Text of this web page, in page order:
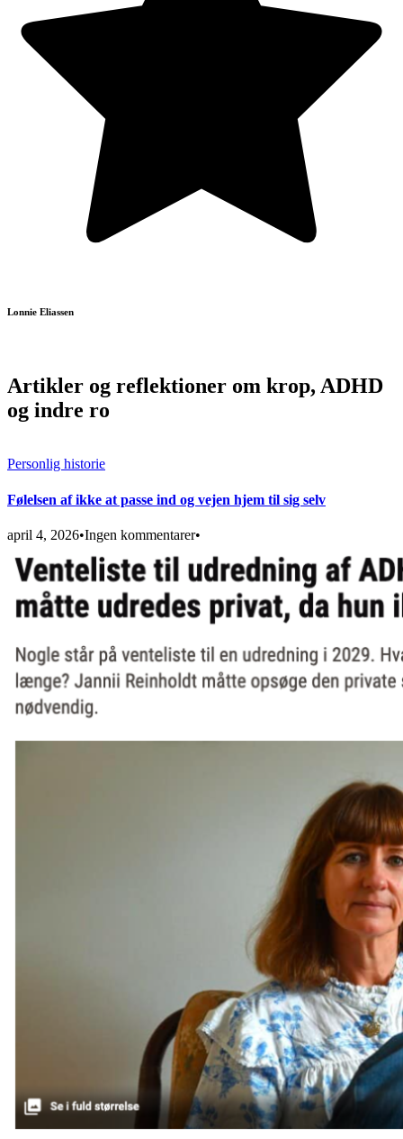
Lonnie Eliassen
Artikler og reflektioner om krop, ADHD
og indre ro
Personlig historie
Følelsen af ikke at passe ind og vejen hjem til sig selv
april 4, 2026•Ingen kommentarer•